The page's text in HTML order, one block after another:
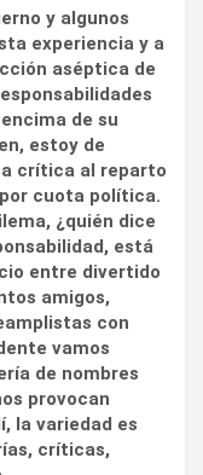
y algunos
experiencia y a
aséptica de
de su
estoy de
crítica al reparto
cuota política.
¿quién dice
está
entre divertido
amigos,
con
vamos
de nombres
provocan
la variedad es
críticas,